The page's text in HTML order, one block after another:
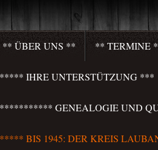
** ÜBER UNS ** ** TERMINE
IHRE UNTERSTÜTZUNG ***
GENEALOGIE UND
BIS 1945: DER KREIS